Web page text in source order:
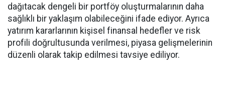
dağıtacak dengeli bir portföy oluşturmalarının daha
sağlıklı bir yaklaşım olabileceğini ifade ediyor. Ayrıca
yatırım kararlarının kişisel finansal hedefler ve risk
profili doğrultusunda verilmesi, piyasa gelişmelerinin
düzenli olarak takip edilmesi tavsiye ediliyor.